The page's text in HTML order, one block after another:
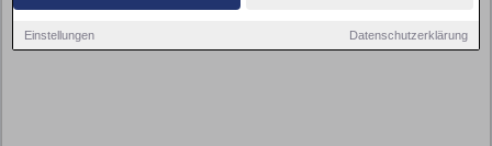
Einstellungen Datenschutzerklärung